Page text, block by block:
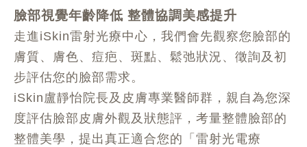
臉部視覺年齡降低 整體協調美感提升
走進iSkin雷射光療中心，我們會先觀察您臉部的
膚質、膚色、痘疤、斑點、鬆弛狀況、徵詢及初
步評估您的臉部需求。
iSkin盧靜怡院長及皮膚專業醫師群，親自為您深
度評估臉部皮膚外觀及狀態評，考量整體臉部的
整體美學，提出真正適合您的「雷射光電療